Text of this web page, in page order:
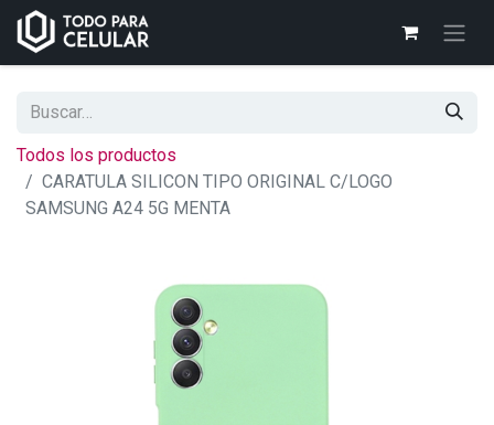
Todos los productos
CARATULA SILICON TIPO ORIGINAL C/LOGO
SAMSUNG A24 5G MENTA